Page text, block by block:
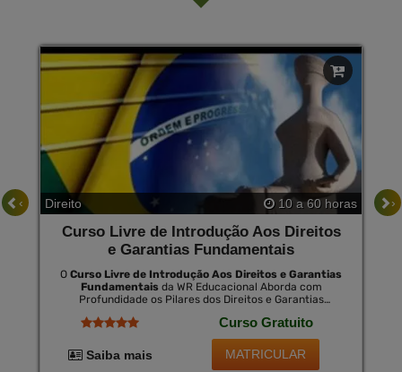
Direito 10 a 60 horas
Curso Livre de Introdução Aos Direitos
e Garantias Fundamentais
O Curso Livre de Introdução Aos Direitos e Garantias
Fundamentais da WR Educacional Aborda com
Profundidade os Pilares dos Direitos e Garantias
Brasil. Este Curso Proporciona Uma Visão Holística e
Atualizada, Permitindo Que os Participantes
Compreendam Melhor Seus Direitos Fundamentais e
Como Aplicá-Los no Cotidiano Jurídico. ao Completar o
Curso Gratuito
Saiba mais MATRICULAR
‹ ›